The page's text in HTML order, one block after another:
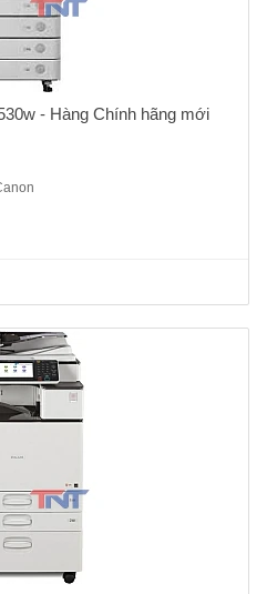
- Hàng Chính hãng mới
- In màu- scan màuTốc độ : 20
tờ/ Độ phân giải Photocopy : 600
dpi Thu nhỏ- Phóng to: 25-400%/
A4, A5, A6, B4, B5, B6&..